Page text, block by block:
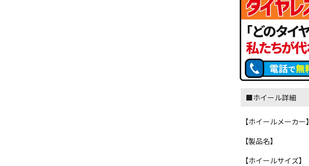
■ホイール詳細
【ホイールメーカー】
【製品名】
【ホイールサイズ】